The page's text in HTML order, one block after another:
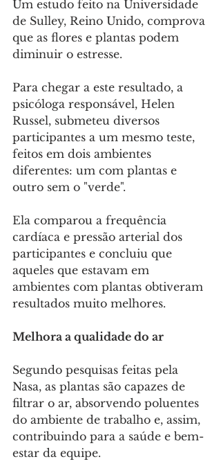
Um estudo feito na Universidade
de Sulley, Reino Unido, comprova
que as flores e plantas podem
diminuir o estresse.
Para chegar a este resultado, a
psicóloga responsável, Helen
Russel, submeteu diversos
participantes a um mesmo teste,
feitos em dois ambientes
diferentes: um com plantas e
outro sem o "verde".
Ela comparou a frequência
cardíaca e pressão arterial dos
participantes e concluiu que
aqueles que estavam em
ambientes com plantas obtiveram
resultados muito melhores.
Melhora a qualidade do ar
Segundo pesquisas feitas pela
Nasa, as plantas são capazes de
filtrar o ar, absorvendo poluentes
do ambiente de trabalho e, assim,
contribuindo para a saúde e bem-
estar da equipe.